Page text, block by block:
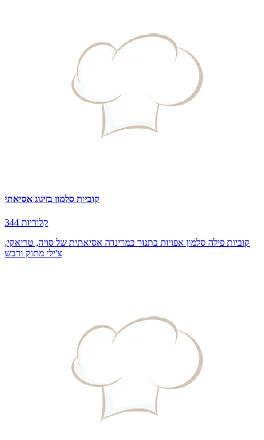
קוביות סלמון בזיגוג אסיאתי
344 קלוריות
קוביות פילה סלמון אפויות בתנור במרינדה אסיאתית של סויה, טריאקי,
צ'ילי מתוק ודבש